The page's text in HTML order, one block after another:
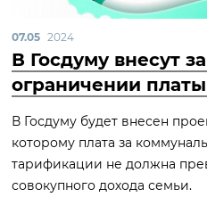
07.05 2024
В Госдуму внесут
ограничении
В Госдуму будет внесен
которому плата за
тарификации не должна
совокупного дохода семьи.